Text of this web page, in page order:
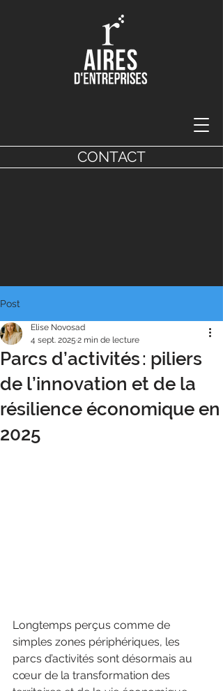
CONTACT
Post
Parcs d’activités : piliers
de l’innovation et de la
résilience économique en
2025
Elise Novosad
4 sept. 2025 2 min de lecture
Longtemps perçus comme de
simples zones périphériques, les
parcs d’activités sont désormais au
cœur de la transformation des